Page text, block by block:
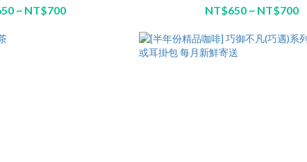
~ NT$700 NT$650 ~ NT$700